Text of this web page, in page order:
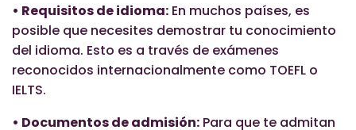
• Requisitos de idioma: En muchos países, es
posible que necesites demostrar tu conocimiento
del idioma. Esto es a través de exámenes
reconocidos internacionalmente como TOEFL o
IELTS.
• Documentos de admisión: Para que te admitan